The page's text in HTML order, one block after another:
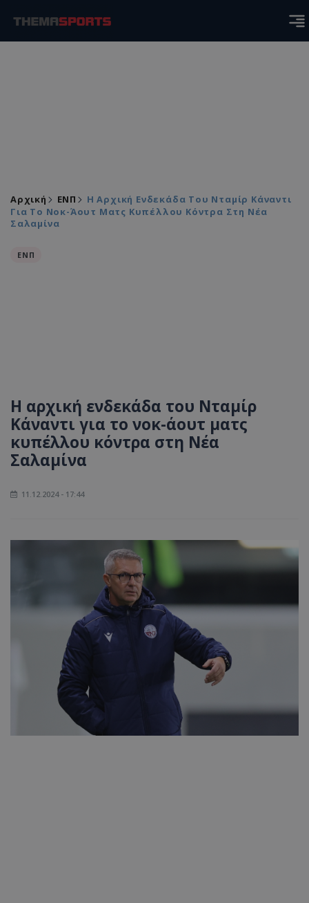
Αρχική ΕΝΠ
Η Αρχική Ενδεκάδα Του Νταμίρ Κάναντι
Για Το Νοκ-Άουτ Ματς Κυπέλλου Κόντρα Στη Νέα
Σαλαμίνα
ΕΝΠ
Η αρχική ενδεκάδα του Νταμίρ
Κάναντι για το νοκ-άουτ ματς
κυπέλλου κόντρα στη Νέα
Σαλαμίνα
11.12.2024 - 17:44